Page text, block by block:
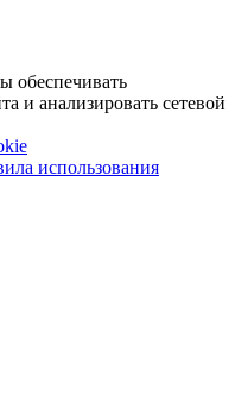
обеспечивать
и анализировать сетевой
использования